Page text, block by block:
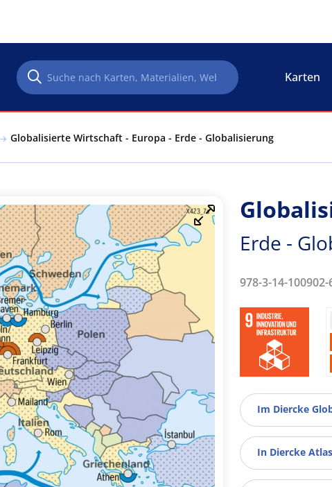
Karten
Globalisierte Wirtschaft - Europa - Erde - Globalisierung
Erde -
978-3-14-
Im Diercke
In Diercke